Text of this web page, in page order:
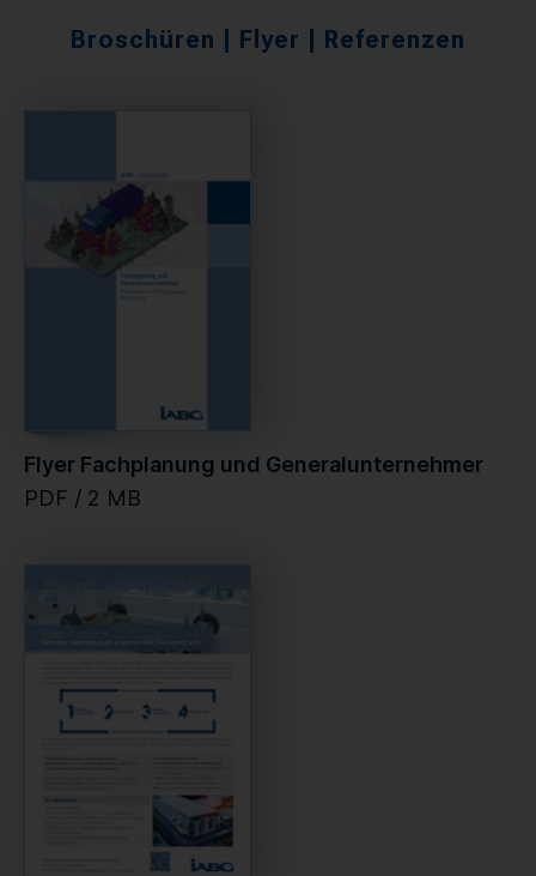
Broschüren | Flyer | Referenzen
Flyer Fachplanung und Generalunternehmer
PDF / 2 MB